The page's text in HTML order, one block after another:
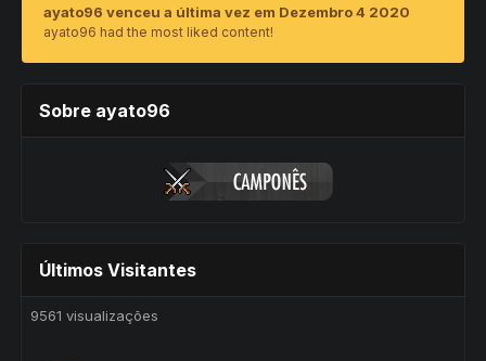
ayato96 venceu a última vez em Dezembro 4 2020
ayato96 had the most liked content!
Sobre ayato96
Últimos Visitantes
9561 visualizações